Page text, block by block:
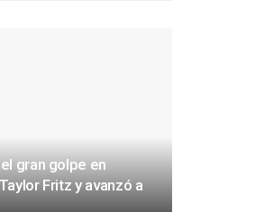
gran golpe en
Fritz y avanzó a